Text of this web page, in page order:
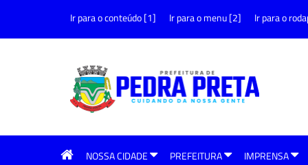
Ir para o conteúdo [1] Ir para o menu [2] Ir para o
NOSSA CIDADE PREFEITURA IMPRENSA